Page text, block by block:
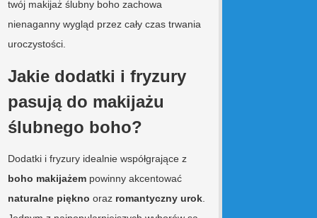
twój makijaż ślubny boho zachowa
nienaganny wygląd przez cały czas trwania
uroczystości.
Jakie dodatki i fryzury
pasują do makijażu
ślubnego boho?
Dodatki i fryzury idealnie współgrające z
boho makijażem powinny akcentować
naturalne piękno oraz romantyczny urok